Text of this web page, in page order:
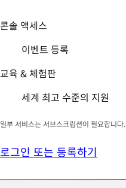
콘솔 액세스
이벤트 등록
교육 & 체험판
세계 최고 수준의 지원
일부 서비스는 서브스크립션이 필요합니다.
로그인 또는 등록하기